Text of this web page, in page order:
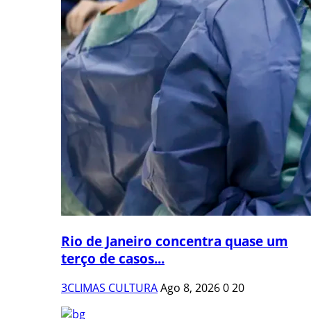
Rio de Janeiro concentra quase um
terço de casos...
3CLIMAS CULTURAAgo 8, 2026020